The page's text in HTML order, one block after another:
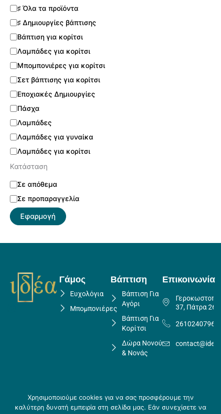
♯ Όλα τα προϊόντα
♯ Δημιουργίες βάπτισης
Βάπτιση για κορίτσι
Λαμπάδες για κορίτσι
Μπομπονιέρες για κορίτσι
Σετ βάπτισης για κορίτσι
Εποχιακές Δημιουργίες
Πάσχα
Λαμπάδες
Λαμπάδες για γυναίκα
Λαμπάδες για κορίτσι
Κατάσταση
Σε απόθεμα
Σε προπαραγγελία
Εφαρμογή
Γάμος
Ευχολόγια
Μπομπονιέρες
Βάπτιση
Βάπτιση Για
Αγόρι
Βάπτιση Για
Κορίτσι
Δώρα Νονού
& Νονάς
Επικοινωνία
37, Πάτρα
2610240796
Copyright © Crafted
Πολιτική Επιστροφών
Χρησιμοποιούμε cookies για να σας προσφέρουμε την
καλύτερη δυνατή εμπειρία στη σελίδα μας. Εάν συνεχίσετε να